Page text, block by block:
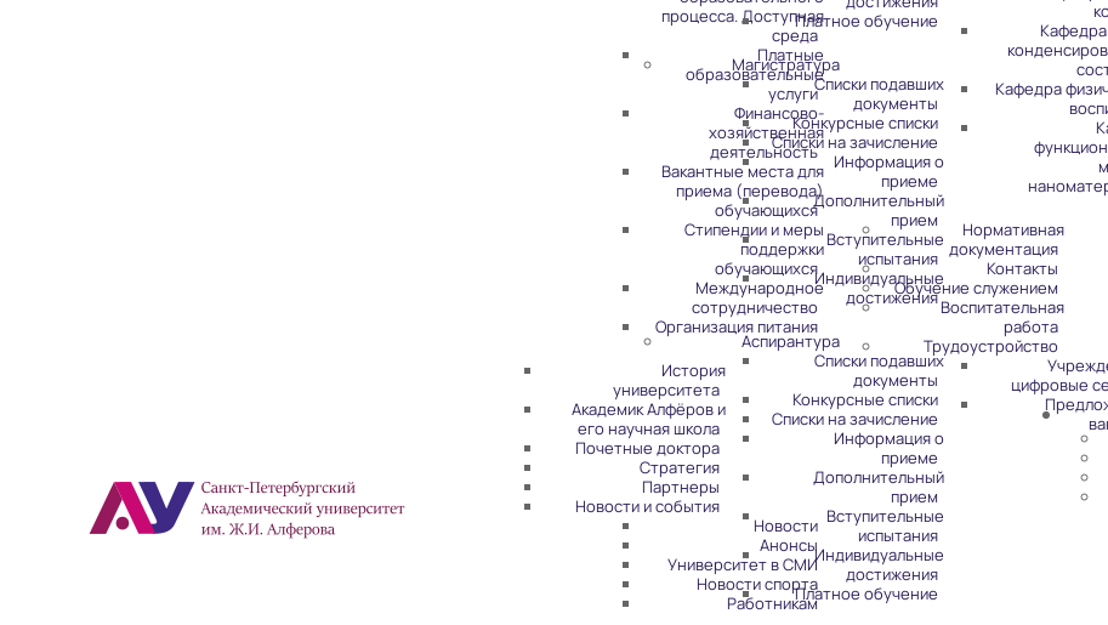
процесса. Доступная
среда
Платные
образовательные
услуги
Финансово-
хозяйственная
деятельность
Вакантные места для
приема (перевода)
обучающихся
Стипендии и меры
поддержки
обучающихся
Международное
сотрудничество
Организация питания
История
университета
Академик Алфёров и
его научная школа
Почетные доктора
Стратегия
Партнеры
Новости и события
Новости
Анонсы
Университет в СМИ
Новости спорта
Работникам
Платное обучение
Магистратура
Списки подавших
документы
Конкурсные списки
Списки на зачисление
Информация о
приеме
Дополнительный
прием
Вступительные
испытания
Индивидуальные
достижения
Аспирантура
Списки подавших
документы
Конкурсные списки
Списки на зачисление
Информация о
приеме
Дополнительный
прием
Вступительные
испытания
Индивидуальные
достижения
Платное обучение
Кафедра
Нормативная
документация
Контакты
Обучение служением
Воспитательная
работа
Трудоустройство
цифровые